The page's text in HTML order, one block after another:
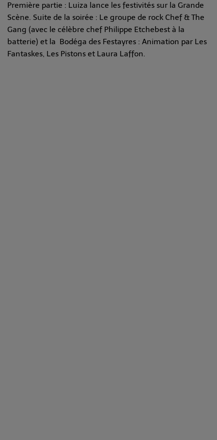
Première partie : Luiza lance les festivités sur la Grande
Scène. Suite de la soirée : Le groupe de rock Chef & The
Gang (avec le célèbre chef Philippe Etchebest à la
batterie) et la Bodéga des Festayres : Animation par Les
Fantaskes, Les Pistons et Laura Laffon.